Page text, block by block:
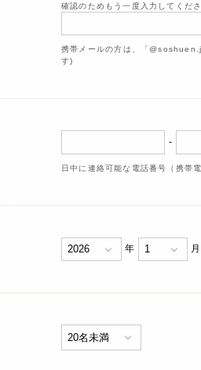
確認のためもう一度入力してくだ
携帯メールの方は、「
す)
-
日中に連絡可能な電話番号（携帯
年 月